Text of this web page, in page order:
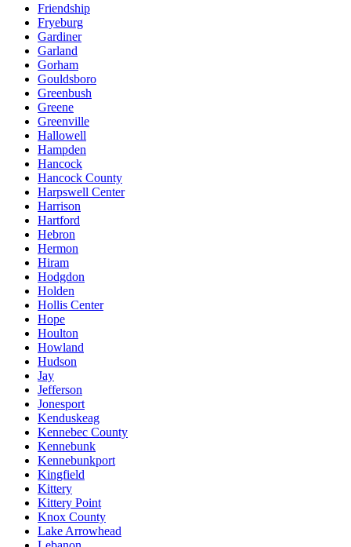
Friendship
Fryeburg
Gardiner
Garland
Gorham
Gouldsboro
Greenbush
Greene
Greenville
Hallowell
Hampden
Hancock
Hancock County
Harpswell Center
Harrison
Hartford
Hebron
Hermon
Hiram
Hodgdon
Holden
Hollis Center
Hope
Houlton
Howland
Hudson
Jay
Jefferson
Jonesport
Kenduskeag
Kennebec County
Kennebunk
Kennebunkport
Kingfield
Kittery
Kittery Point
Knox County
Lake Arrowhead